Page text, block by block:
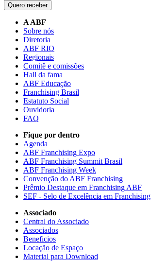
Quero receber
A ABF
Sobre nós
Diretoria
ABF RIO
Regionais
Comitê e comissões
Hall da fama
ABF Educação
Franchising Brasil
Estatuto Social
Ouvidoria
FAQ
Fique por dentro
Agenda
ABF Franchising Expo
ABF Franchising Summit Brasil
ABF Franchising Week
Convenção do ABF Franchising
Prêmio Destaque em Franchising ABF
SEF - Selo de Excelência em Franchising
Associado
Central do Associado
Associados
Beneficios
Locação de Espaço
Material para Download